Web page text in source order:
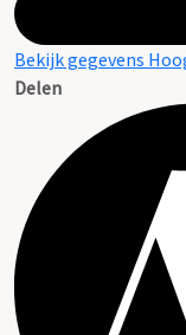
Bekijk gegevens
Delen